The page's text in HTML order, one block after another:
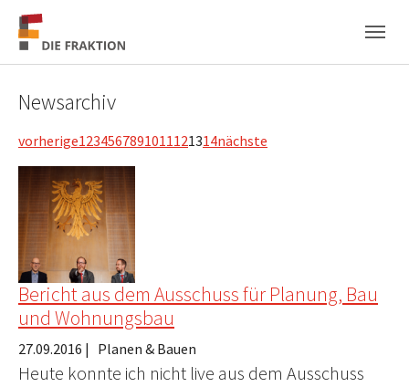
Zum Hauptinhalt springen
Skip to page footer
Newsarchiv
vorherige1234567891011121314nächste
Bericht aus dem Ausschuss für Planung, Bau
und Wohnungsbau
27.09.2016 | Planen & Bauen
Heute konnte ich nicht live aus dem Ausschuss